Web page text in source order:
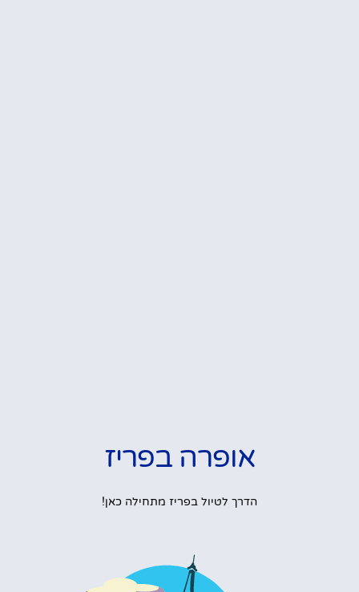
אופרה בפריז
הדרך לטיול בפריז מתחילה כאן!